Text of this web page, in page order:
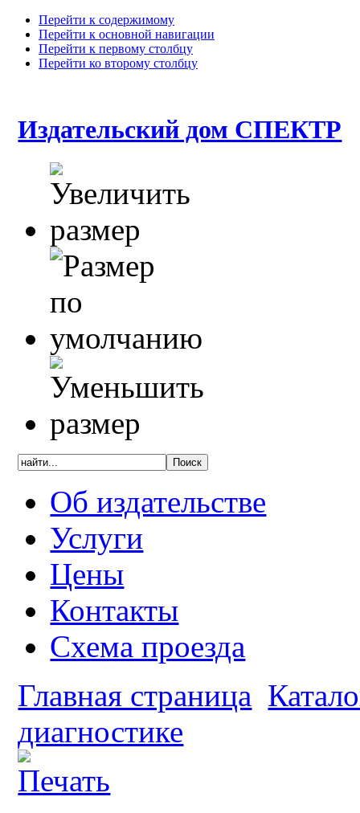
Перейти к содержимому
Перейти к основной навигации
Перейти к первому столбцу
Перейти ко второму столбцу
Издательский дом СПЕКТР
Об издательстве
Услуги
Цены
Контакты
Схема проезда
Главная страница
диагностике